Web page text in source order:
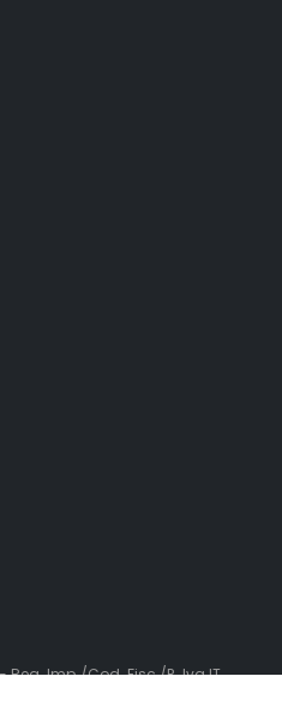
Reg. Imp./Cod. Fisc./P. Iva IT